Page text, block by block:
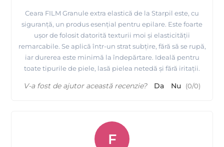
Ceara FILM Granule extra elastică de la Starpil este, cu
siguranță, un produs esențial pentru epilare. Este foarte
ușor de folosit datorită texturii moi și elasticității
remarcabile. Se aplică într-un strat subțire, fără să se rupă,
iar durerea este minimă la îndepărtare. Ideală pentru
toate tipurile de piele, lasă pielea netedă și fără iritații.
V-a fost de ajutor această recenzie? Da Nu (0/0)
F